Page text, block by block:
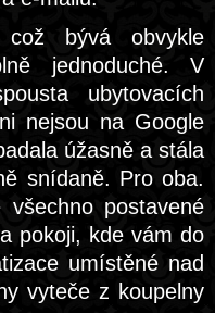
bývá obvykle
jednoduché. V
ubytovacích
nejsou na Google
úžasně a stála
snídaně. Pro oba.
postavené
pokoji, kde vám do
umístěné nad
vyteče z koupelny